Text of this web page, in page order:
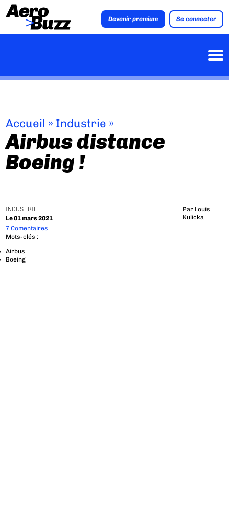
Devenir premium Se connecter
Accueil » Industrie »
Airbus distance
Boeing !
INDUSTRIE
Le 01 mars 2021
Par Louis
Kulicka
7 Comentaires
Mots-clés :
Airbus
Boeing